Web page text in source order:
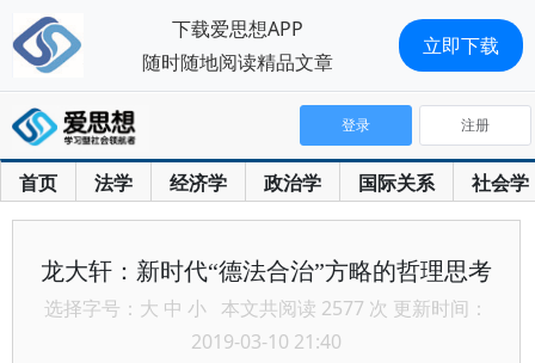
首页 法学 经济学 政治学 国际关系 社会学
登录 注册
龙大轩：新时代“德法合治”方略的哲理思考
选择字号： 大 中 小 本文共阅读 2577 次 更新时间：
2019-03-10 21:40
下载爱思想APP
随时随地阅读精品文章
立即下载